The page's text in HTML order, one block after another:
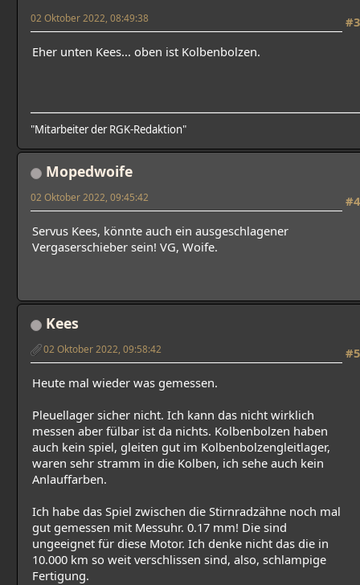
#3
02 Oktober 2022, 08:49:38
Eher unten Kees... oben ist Kolbenbolzen.
"Mitarbeiter der RGK-Redaktion"
Mopedwoife
#4
02 Oktober 2022, 09:45:42
Servus Kees, könnte auch ein ausgeschlagener
Vergaserschieber sein! VG, Woife.
Kees
#5
02 Oktober 2022, 09:58:42
Heute mal wieder was gemessen.
Pleuellager sicher nicht. Ich kann das nicht wirklich
messen aber fülbar ist da nichts. Kolbenbolzen haben
auch kein spiel, gleiten gut im Kolbenbolzengleitlager,
waren sehr stramm in die Kolben, ich sehe auch kein
Anlauffarben.
Ich habe das Spiel zwischen die Stirnradzähne noch mal
gut gemessen mit Messuhr. 0.17 mm! Die sind
ungeeignet für diese Motor. Ich denke nicht das die in
10.000 km so weit verschlissen sind, also, schlampige
Fertigung.